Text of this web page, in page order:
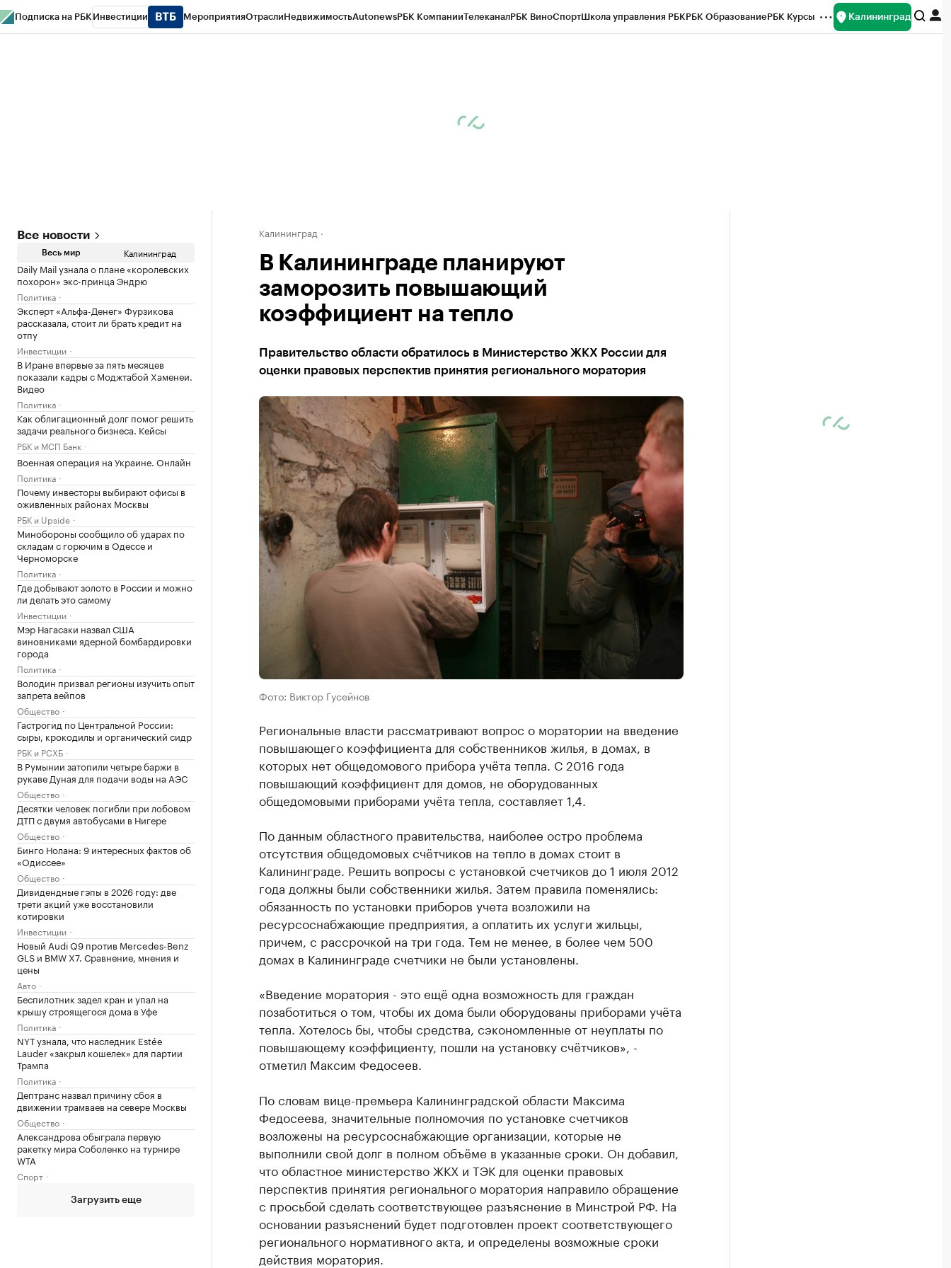
Подписка на РБК Инвестиции МероприятияОтраслиНедвижимостьAutonewsРБК КомпанииТелеканалРБК ВиноСпортШкола управления РБКРБК ОбразованиеРБК Курсы Калининград
Все новости
Весь мир Калининград
Daily Mail узнала о плане «королевских
похорон» экс-принца Эндрю
Политика
Эксперт «Альфа-Денег» Фурзикова
рассказала, стоит ли брать кредит на
отпу
Инвестиции
В Иране впервые за пять месяцев
показали кадры с Моджтабой Хаменеи.
Видео
Политика
Как облигационный долг помог решить
задачи реального бизнеса. Кейсы
РБК и МСП Банк
Военная операция на Украине. Онлайн
Политика
Почему инвесторы выбирают офисы в
оживленных районах Москвы
РБК и Upside
Минобороны сообщило об ударах по
складам с горючим в Одессе и
Черноморске
Политика
Где добывают золото в России и можно
ли делать это самому
Инвестиции
Мэр Нагасаки назвал США
виновниками ядерной бомбардировки
города
Политика
Володин призвал регионы изучить опыт
запрета вейпов
Общество
Гастрогид по Центральной России:
сыры, крокодилы и органический сидр
РБК и РСХБ
В Румынии затопили четыре баржи в
рукаве Дуная для подачи воды на АЭС
Общество
Десятки человек погибли при лобовом
ДТП с двумя автобусами в Нигере
Общество
Бинго Нолана: 9 интересных фактов об
«Одиссее»
Общество
Дивидендные гэпы в 2026 году: две
трети акций уже восстановили
котировки
Инвестиции
Новый Audi Q9 против Mercedes-Benz
GLS и BMW X7. Сравнение, мнения и
цены
Авто
Беспилотник задел кран и упал на
крышу строящегося дома в Уфе
Политика
NYT узнала, что наследник Estée
Lauder «закрыл кошелек» для партии
Трампа
Политика
Дептранс назвал причину сбоя в
движении трамваев на севере Москвы
Общество
Александрова обыграла первую
ракетку мира Соболенко на турнире
WTA
Спорт
Загрузить еще
Калининград
В Калининграде планируют
заморозить повышающий
коэффициент на тепло
Правительство области обратилось в Министерство ЖКХ России для
оценки правовых перспектив принятия регионального моратория
Фото: Виктор Гусейнов
Региональные власти рассматривают вопрос о моратории на введение
повышающего коэффициента для собственников жилья, в домах, в
которых нет общедомового прибора учёта тепла. С 2016 года
повышающий коэффициент для домов, не оборудованных
общедомовыми приборами учёта тепла, составляет 1,4.
По данным областного правительства, наиболее остро проблема
отсутствия общедомовых счётчиков на тепло в домах стоит в
Калининграде. Решить вопросы с установкой счетчиков до 1 июля 2012
года должны были собственники жилья. Затем правила поменялись:
обязанность по установки приборов учета возложили на
ресурсоснабжающие предприятия, а оплатить их услуги жильцы,
причем, с рассрочкой на три года. Тем не менее, в более чем 500
домах в Калининграде счетчики не были установлены.
«Введение моратория - это ещё одна возможность для граждан
позаботиться о том, чтобы их дома были оборудованы приборами учёта
тепла. Хотелось бы, чтобы средства, сэкономленные от неуплаты по
повышающему коэффициенту, пошли на установку счётчиков», -
отметил Максим Федосеев.
По словам вице-премьера Калининградской области Максима
Федосеева, значительные полномочия по установке счетчиков
возложены на ресурсоснабжающие организации, которые не
выполнили свой долг в полном объёме в указанные сроки. Он добавил,
что областное министерство ЖКХ и ТЭК для оценки правовых
перспектив принятия регионального моратория направило обращение
с просьбой сделать соответствующее разъяснение в Минстрой РФ. На
основании разъяснений будет подготовлен проект соответствующего
регионального нормативного акта, и определены возможные сроки
действия моратория.